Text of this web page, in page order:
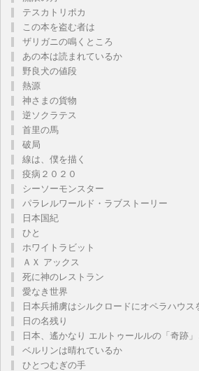
テスカトリポカ
この本を盗む者は
ザリガニの鳴くところ
あの本は読まれているか
野良犬の値段
熱源
神さまの貨物
逆ソクラテス
首里の馬
破局
線は、僕を描く
疫病２０２０
シーソーモンスター
パラレルワールド・ラブストーリー
日本国紀
ひと
ホワイトラビット
ＡＸ アックス
死に神のレストラン
愛なき世界
日本兵捕虜はシルクロードにオペラハウス
日の名残り
日本、遙かなり エルトゥールルの「奇跡
ベルリンは晴れているか
ひとつむぎの手